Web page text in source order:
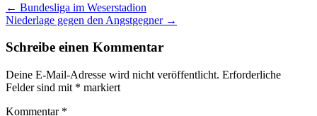
← Bundesliga im Weserstadion
Niederlage gegen den Angstgegner →
Schreibe einen Kommentar
Deine E-Mail-Adresse wird nicht veröffentlicht. Erforderliche
Felder sind mit * markiert
Kommentar *